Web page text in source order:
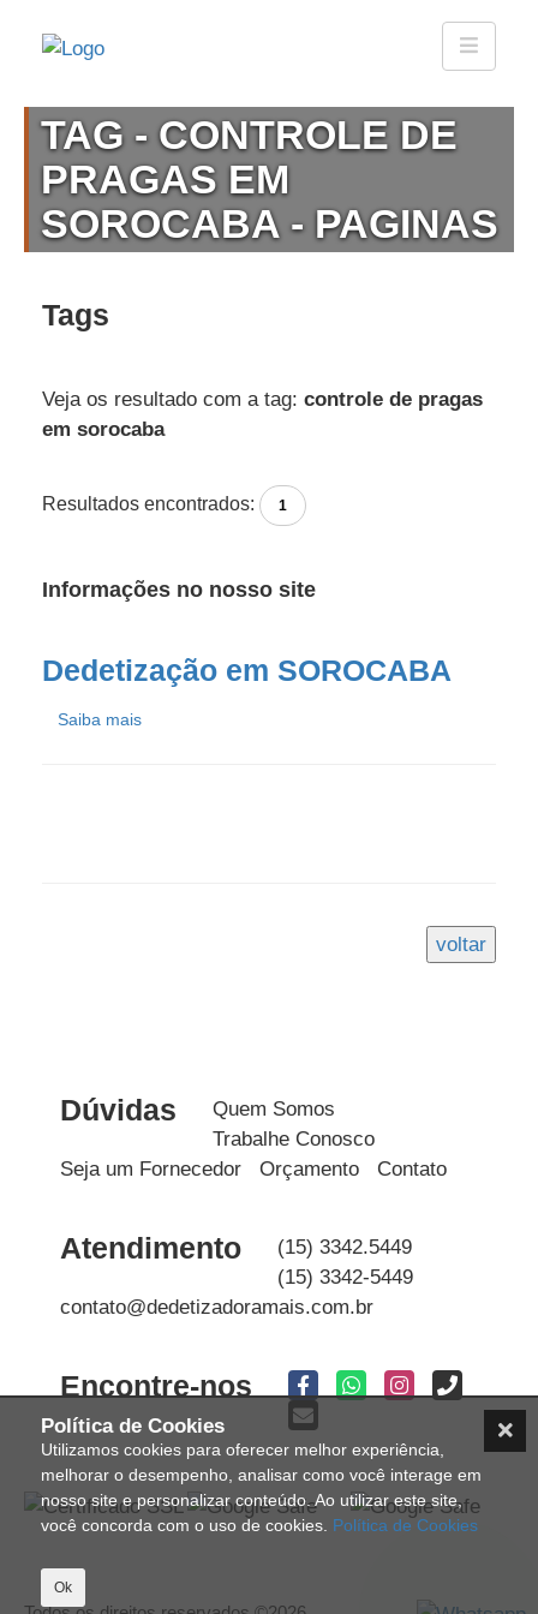
TAG - CONTROLE DE
PRAGAS EM
SOROCABA - PAGINAS
Tags
Veja os resultado com a tag: controle de pragas
em sorocaba
Resultados encontrados: 1
Informações no nosso site
Dedetização em SOROCABA
Saiba mais
Dúvidas
Quem Somos
Trabalhe Conosco
Seja um Fornecedor
Orçamento Contato
Atendimento
(15) 3342.5449
(15) 3342-5449
contato@dedetizadoramais.com.br
Encontre-nos
Política de Cookies
Utilizamos cookies para oferecer melhor experiência,
melhorar o desempenho, analisar como você interage em
nosso site e personalizar conteúdo. Ao utilizar este site,
você concorda com o uso de cookies. Política de Cookies
Ok